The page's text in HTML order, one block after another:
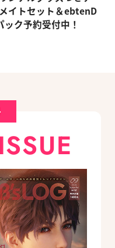
イトセット＆ebtenD
ック予約受付中！